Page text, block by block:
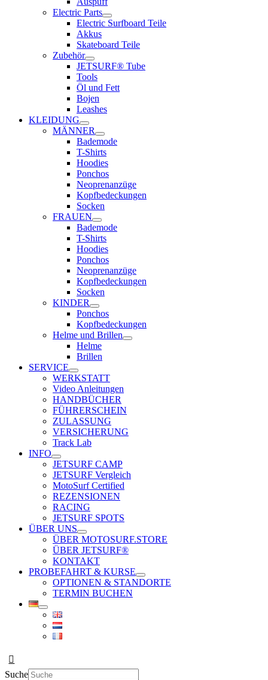
Electric Parts
Electric Surfboard Teile
Akkus
Skateboard Teile
Zubehör
JETSURF® Tube
Tools
Öl und Fett
Bojen
Leashes
KLEIDUNG
MÄNNER
Bademode
T-Shirts
Hoodies
Ponchos
Neoprenanzüge
Kopfbedeckungen
Socken
FRAUEN
Bademode
T-Shirts
Hoodies
Ponchos
Neoprenanzüge
Kopfbedeckungen
Socken
KINDER
Ponchos
Kopfbedeckungen
Helme und Brillen
Helme
Brillen
SERVICE
WERKSTATT
Video Anleitungen
HANDBÜCHER
FÜHRERSCHEIN
ZULASSUNG
VERSICHERUNG
Track Lab
INFO
JETSURF CAMP
JETSURF Vergleich
MotoSurf Certified
REZENSIONEN
RACING
JETSURF SPOTS
ÜBER UNS
ÜBER MOTOSURF.STORE
ÜBER JETSURF®
KONTAKT
PROBEFAHRT & KURSE
OPTIONEN & STANDORTE
TERMIN BUCHEN
Suche